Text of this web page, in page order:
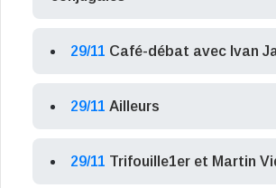
29/11 Café-débat avec Ivan
29/11 Ailleurs
29/11 Trifouille1er et Martin